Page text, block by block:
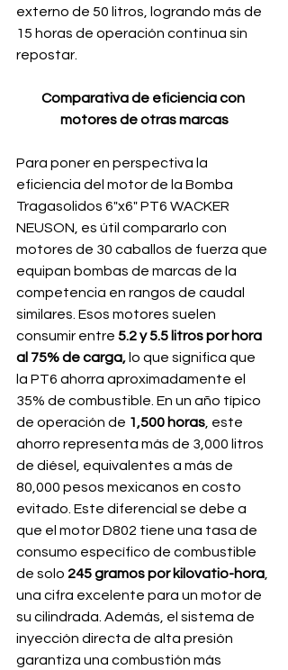
externo de 50 litros, logrando más de
15 horas de operación continua sin
repostar.
Comparativa de eficiencia con
motores de otras marcas
Para poner en perspectiva la
eficiencia del motor de la Bomba
Tragasolidos 6"x6" PT6 WACKER
NEUSON, es útil compararlo con
motores de 30 caballos de fuerza que
equipan bombas de marcas de la
competencia en rangos de caudal
similares. Esos motores suelen
consumir entre 5.2 y 5.5 litros por hora
al 75% de carga, lo que significa que
la PT6 ahorra aproximadamente el
35% de combustible. En un año típico
de operación de 1,500 horas , este
ahorro representa más de 3,000 litros
de diésel, equivalentes a más de
80,000 pesos mexicanos en costo
evitado. Este diferencial se debe a
que el motor D802 tiene una tasa de
consumo específico de combustible
de solo 245 gramos por kilovatio-hora
una cifra excelente para un motor de
su cilindrada. Además, el sistema de
inyección directa de alta presión
garantiza una combustión más